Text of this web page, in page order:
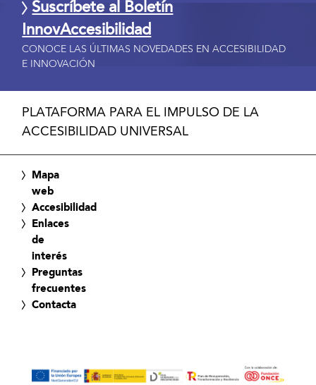
Suscríbete al Boletín
InnovAccesibilidad
CONOCE LAS ÚLTIMAS NOVEDADES EN ACCESIBILIDAD
E INNOVACIÓN
PLATAFORMA PARA EL IMPULSO DE LA
ACCESIBILIDAD UNIVERSAL
Mapa
web
Accesibilidad
Enlaces
de
interés
Preguntas
frecuentes
Contacta